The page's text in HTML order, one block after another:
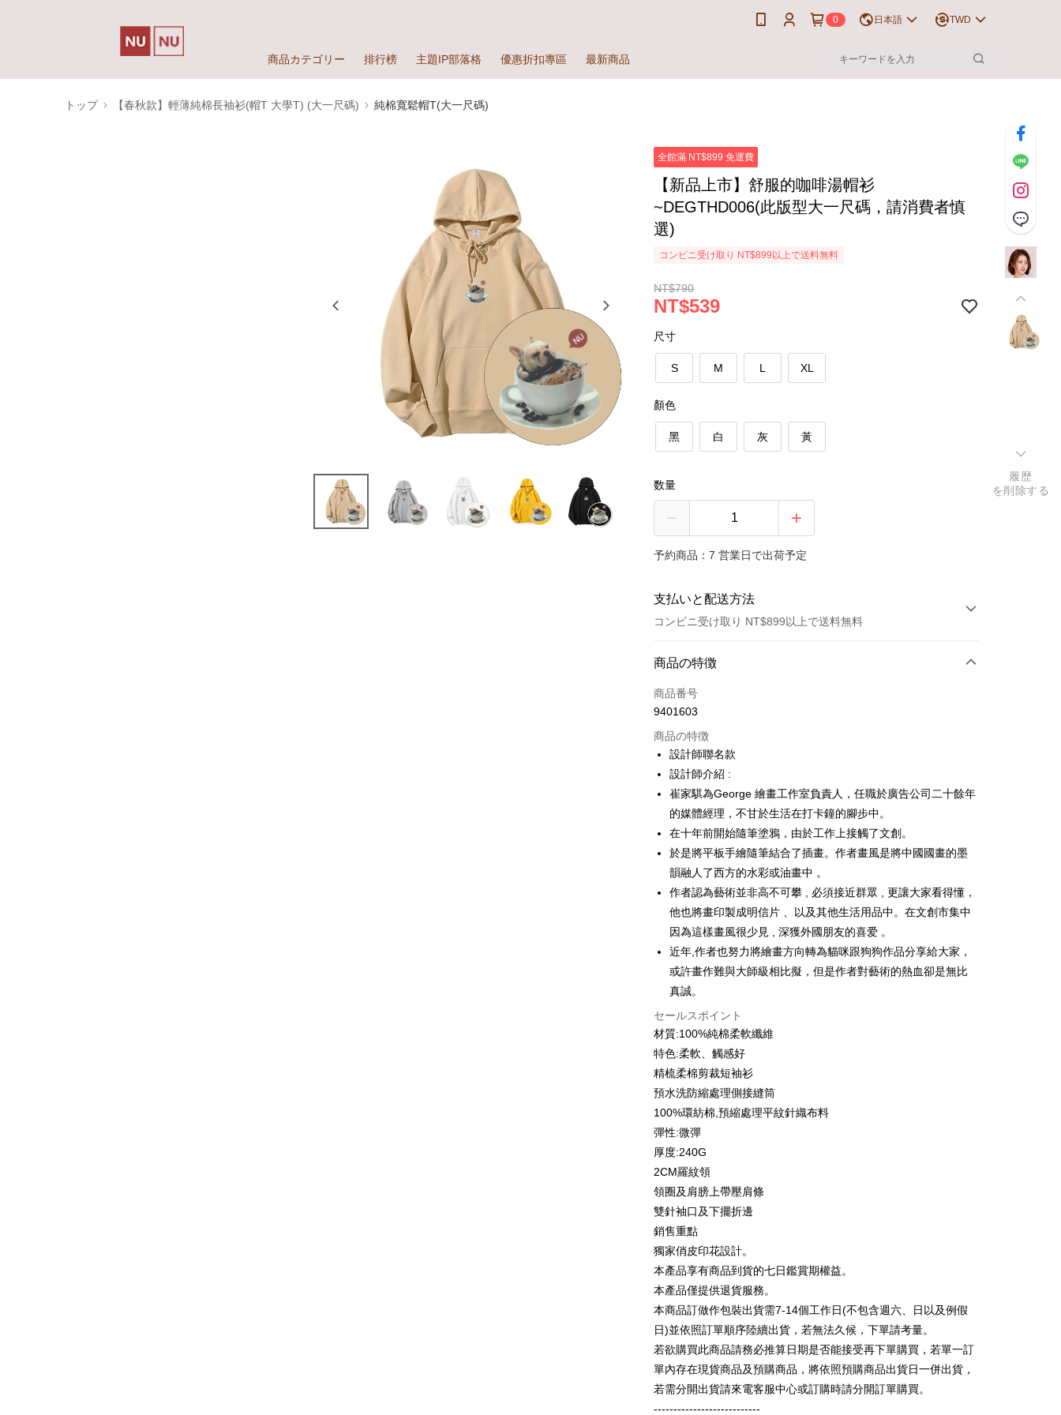
0 日本語 TWD
商品カテゴリー 排行榜 主題IP部落格 優惠折扣專區 最新商品
トップ 【春秋款】輕薄純棉長袖衫(帽T 大學T) (大一尺碼) 純棉寬鬆帽T(大一尺碼)
全館滿 NT$899 免運費
【新品上市】舒服的咖啡湯帽衫
~DEGTHD006(此版型大一尺碼，請消費者慎
選)
コンビニ受け取り NT$899以上で送料無料
NT$790
NT$539
尺寸
S M L XL
顏色
黑 白 灰 黃
数量
予約商品：7 営業日で出荷予定
支払いと配送方法
コンビニ受け取り NT$899以上で送料無料
お支払い方法
クレジットカード1回払い
クレジットカード分割払い
3回払い、金利0、毎回
合作金庫商業銀行
華南商業銀行
彰化商業銀行
上海商業儲蓄銀行
台北富邦商業銀行
国泰世華商業銀行
兆豐國際商業銀行
台湾中小企業銀行
台中商業銀行
HSBC(台湾)商業銀行
華泰商業銀行
聯邦商業銀行
元大商業銀行
永豐商業銀行
台新國際商業銀行
中国信託商業銀行
台湾楽天クレジットカード会社
6回払い、金利0、毎回
合作金庫商業銀行
第一商業銀行
華南商業銀行
彰化商業銀行
上海商業儲蓄銀行
台北富邦商業銀行
国泰世華商業銀行
兆豐國際商業銀行
台湾中小企業銀行
台中商業銀行
HSBC(台湾)商業銀行
聯邦商業銀行
遠東国際商業銀行
元大商業銀行
永豐商業銀行
玉山商業銀行
星展(台湾)商業銀行
台新國際商業銀行
台湾楽天クレジットカード会社
12回払い、金利0、毎回NT$44 21行の銀行
合作金庫商業銀行
第一商業銀行
華南商業銀行
彰化商業銀行
上海商業儲蓄銀行
台北富邦商業銀行
国泰世華商業銀行
台湾中小企業銀行
HSBC(台湾)商業銀行
華泰商業銀行
聯邦商業銀行
遠東国際商業銀行
元大商業銀行
永豐商業銀行
玉山商業銀行
星展(台湾)商業銀行
台新國際商業銀行
中国信託商業銀行
コンビニ店頭代金引換
LINE Pay
Apple Pay
JKOPAY
Easy Wallet
Google Pay
Plus Pay
OP Pay Later
説明
【OP Pay Later 使用説明】
1. 本サービスは台湾大哥大によって提供され、台湾大哥大のユーザーは
追加の申請なしで即時に利用可能です。
2. 支払い方法で「OP Pay Later」を選択すると、注文が成立した後に自
動的に OP Pay Later の取引プロセスに移行し、携帯番号を確認後、分割
払いの回数や支払い期限を選択し、支払いを確認すると取引が完了しま
3. 実際の承認額、分割回数および費用については、後続の取引確認ペー
ジを基準とします。
4. 注文成立後30分以内に確認取引を行わない場合や審査が通過しない場
合、注文は自動的にキャンセルされます。「転専審査」に未通過の状況
が発生した場合は、システムの評価基準に達していないことを意味し、
評価内容についての説明はいたしかねます。
【支払い方法の説明】
1. 分割払いの金額は電信請求書に統合されず、「OP Pay Later」は毎月
の締め日後に支払いリマインダーのSMSを送信します。
2. SMSのリンクを通じて請求書を開いた後、「コンビニバーコード／台
湾大直営店舗／銀行振込／街口支払い／iPASS MONEY」などのチャネル
で支払いを選択できます。
【注意事項】
1. 本サービスは「台湾大哥大株式会社」（以下「当社」といいます）に
AFTEE代金後払い
説明
1.お支払い方法でAFTEE代金後払いを選択すると、携帯電話認証ウィン
ドウが表示されます。
2.SMSで認証してお支払い手続を進めてください。
3.注文するときのお支払いは不要です。商品はご指定の住所に配送されま
す。
4.ご注文が完了すると、携帯に支払い通知のSMSが届きます。アプリ会
員の場合は、AFTEE アプリプッシュ通知が届きます。
5.商品受け取り時のお支払いは不要です。商品を確かめてから、SMSま
たはアプリの通知に従って、4大コンビニ、またはATM/オンラインバンキ
ングでお支払いください。
代金納付期限は最短で 14 日以内ですので、ご注意ください。AFTEE ア
プリをダウンロードして AFTEE 会員になるとお支払い期限を最長 45 日
以内まで延長できます。
お支払期限は、ショップが請求した期日と、AFTEEで延長できる日数を
もとに計算されます。AFTEEで注文すると、商品を受け取るまで支払い
（例：予約商品や商品到着日が比較的遅い商品）。そのため、商品到着
の有無に関わらず、AFTEEで指定された期限内にお支払いください。
ATM払い
配送方法
全家付款取貨
配送毎にNT$65、NT$899以上で送料無料
付款後全家取貨
配送毎にNT$60、NT$899以上で送料無料
7-11付款取貨
配送毎にNT$65、NT$899以上で送料無料
付款後7-11取貨
配送毎にNT$60、NT$899以上で送料無料
宅配
商品の特徴
商品番号
9401603
商品の特徴
設計師聯名款
設計師介紹 :
崔家騏為George 繪畫工作室負責人，任職於廣告公司二十餘年
的媒體經理，不甘於生活在打卡鐘的腳步中。
在十年前開始隨筆塗鴉，由於工作上接觸了文創。
於是將平板手繪隨筆結合了插畫。作者畫風是將中國國畫的墨
韻融人了西方的水彩或油畫中 。
作者認為藝術並非高不可攀 , 必須接近群眾 , 更讓大家看得懂，
他也將畫印製成明信片 、以及其他生活用品中。在文創市集中
因為這樣畫風很少見 , 深獲外國朋友的喜爱 。
近年,作者也努力將繪畫方向轉為貓咪跟狗狗作品分享給大家，
或許畫作難與大師級相比擬，但是作者對藝術的熱血卻是無比
真誠。
セールスポイント
材質:100%純棉柔軟纖維
特色:柔軟、觸感好
精梳柔棉剪裁短袖衫
預水洗防縮處理側接縫筒
100%環紡棉,預縮處理平紋針織布料
彈性:微彈
厚度:240G
2CM羅紋領
領圈及肩膀上帶壓肩條
雙針袖口及下擺折邊
銷售重點
獨家俏皮印花設計。
本產品享有商品到貨的七日鑑賞期權益。
本產品僅提供退貨服務。
本商品訂做作包裝出貨需7-14個工作日(不包含週六、日以及例假
日)並依照訂單順序陸續出貨，若無法久候，下單請考量。
若欲購買此商品請務必推算日期是否能接受再下單購買，若單一訂
單內存在現貨商品及預購商品，將依照預購商品出貨日一併出貨，
若需分開出貨請來電客服中心或訂購時請分開訂單購買。
---------------------------
履歴
を削除する